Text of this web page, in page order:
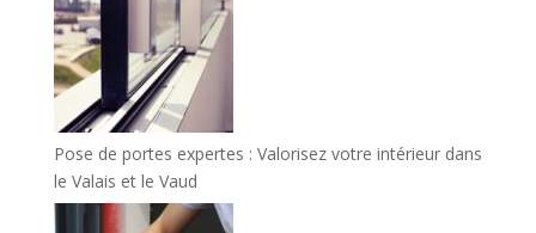
Pose de portes expertes : Valorisez votre intérieur dans
le Valais et le Vaud